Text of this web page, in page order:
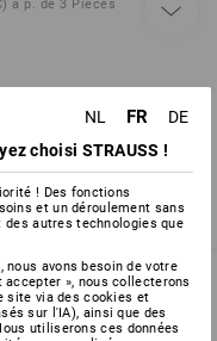
à p. de 3 Pièces
16 43
NL FR
DE
choisi STRAUSS !
! Des fonctions
et un déroulement sans
autres technologies que
nous avons besoin de votre
», nous collecterons
site via des cookies et
sur l'IA), ainsi que des
utiliserons ces données